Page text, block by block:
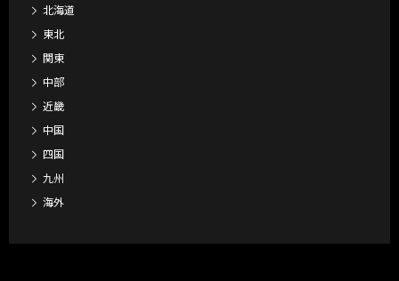
北海道
東北
関東
中部
近畿
中国
四国
九州
海外